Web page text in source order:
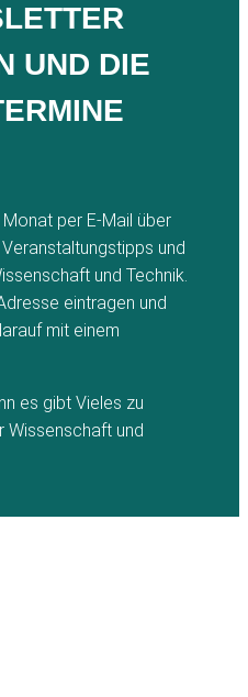
UND DIE
per E-Mail über
und
und Technik.
eintragen und
mit einem
es gibt Vieles zu
Wissenschaft und